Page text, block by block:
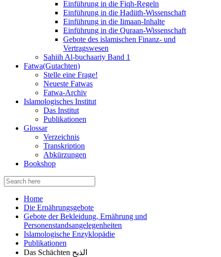
Einführung in die Fiqh-Regeln
Einführung in die Hadiith-Wissenschaft
Einführung in die Iimaan-Inhalte
Einführung in die Quraan-Wissenschaft
Gebote des islamischen Finanz- und
Vertragswesen
Sahiih Al-buchaariy Band 1
Fatwa(Gutachten)
Stelle eine Frage!
Neueste Fatwas
Fatwa-Archiv
Islamologisches Institut
Das Institut
Publikationen
Glossar
Verzeichnis
Transkription
Abkürzungen
Bookshop
Search
for:
Home
Die Ernährungsgebote
Gebote der Bekleidung, Ernährung und
Personenstandsangelegenheiten
Islamologische Enzyklopädie
Publikationen
Das Schächten الذبح